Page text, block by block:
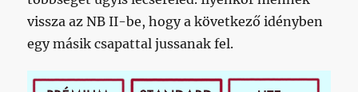
vissza az NB II-be, hogy a következő idényben
egy másik csapattal jussanak fel.